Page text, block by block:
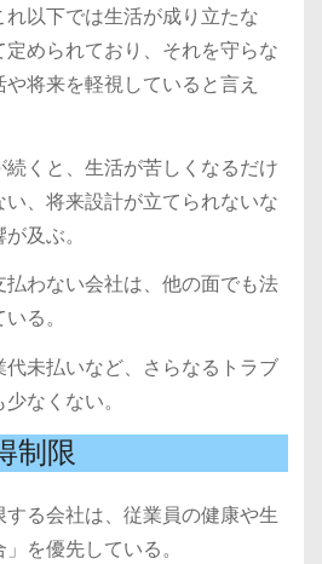
以下では生活が成り立たな
められており、それを守らな
将来を軽視していると言え
くと、生活が苦しくなるだけ
、将来設計が立てられないな
及ぶ。
払わない会社は、他の面でも法
る。
未払いなど、さらなるトラブ
なくない。
制限
る会社は、従業員の健康や生
を優先している。